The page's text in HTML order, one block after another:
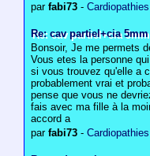
par fabi73-
Re: cav partiel+cia 5mm
Bonsoir, Je me permets
Vous etes la personne
si vous trouvez qu'elle a
probablement vrai et
pense que vous ne
fais avec ma fille à la
accord a
par fabi73-